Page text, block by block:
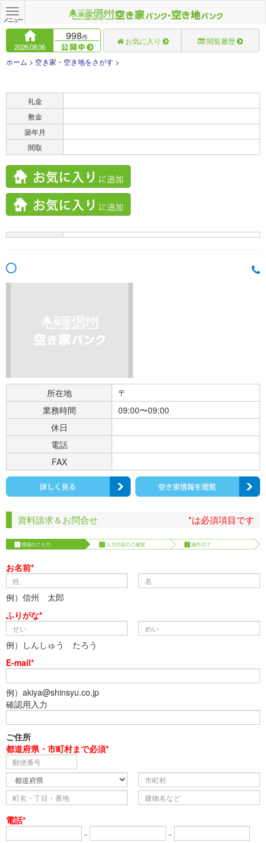
Toggle
navigation
メニュー
2026.08.06
998件 お気に入り 閲覧履歴
ホーム > 空き家・空き地をさがす >
礼金
敷金
築年月
間取
所在地
〒
業務時間
09:00〜09:00
休日
電話
FAX
資料請求＆お問合せ *は必須項目です
お名前*
例）信州 太郎
ふりがな*
例）しんしゅう たろう
E-mail*
例）akiya@shinsyu.co.jp
確認用入力
ご住所
都道府県・市町村まで必須*
電話*
-
-